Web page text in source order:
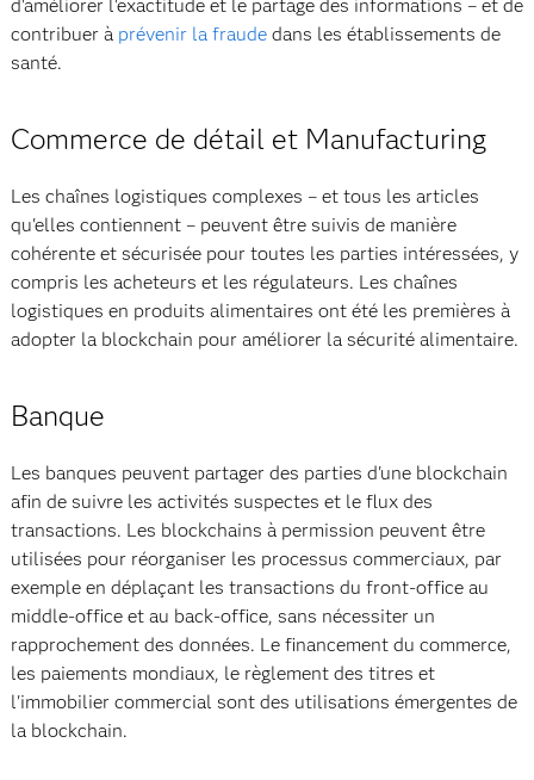
d'améliorer l'exactitude et le partage des informations – et de
contribuer à prévenir la fraudedans les établissements de
santé.
Commerce de détail et Manufacturing
Les chaînes logistiques complexes – et tous les articles
qu'elles contiennent – peuvent être suivis de manière
cohérente et sécurisée pour toutes les parties intéressées, y
compris les acheteurs et les régulateurs. Les chaînes
logistiques en produits alimentaires ont été les premières à
adopter la blockchain pour améliorer la sécurité alimentaire.
Banque
Les banques peuvent partager des parties d'une blockchain
afin de suivre les activités suspectes et le flux des
transactions. Les blockchains à permission peuvent être
utilisées pour réorganiser les processus commerciaux, par
exemple en déplaçant les transactions du front-office au
middle-office et au back-office, sans nécessiter un
rapprochement des données. Le financement du commerce,
les paiements mondiaux, le règlement des titres et
l'immobilier commercial sont des utilisations émergentes de
la blockchain.